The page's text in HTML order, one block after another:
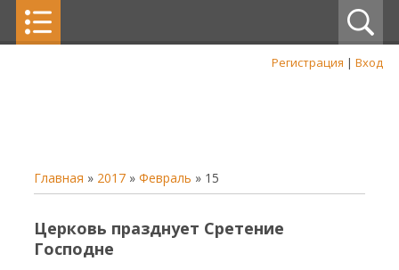
Регистрация | Вход
Главная » 2017 » Февраль » 15
Церковь празднует Сретение
Господне